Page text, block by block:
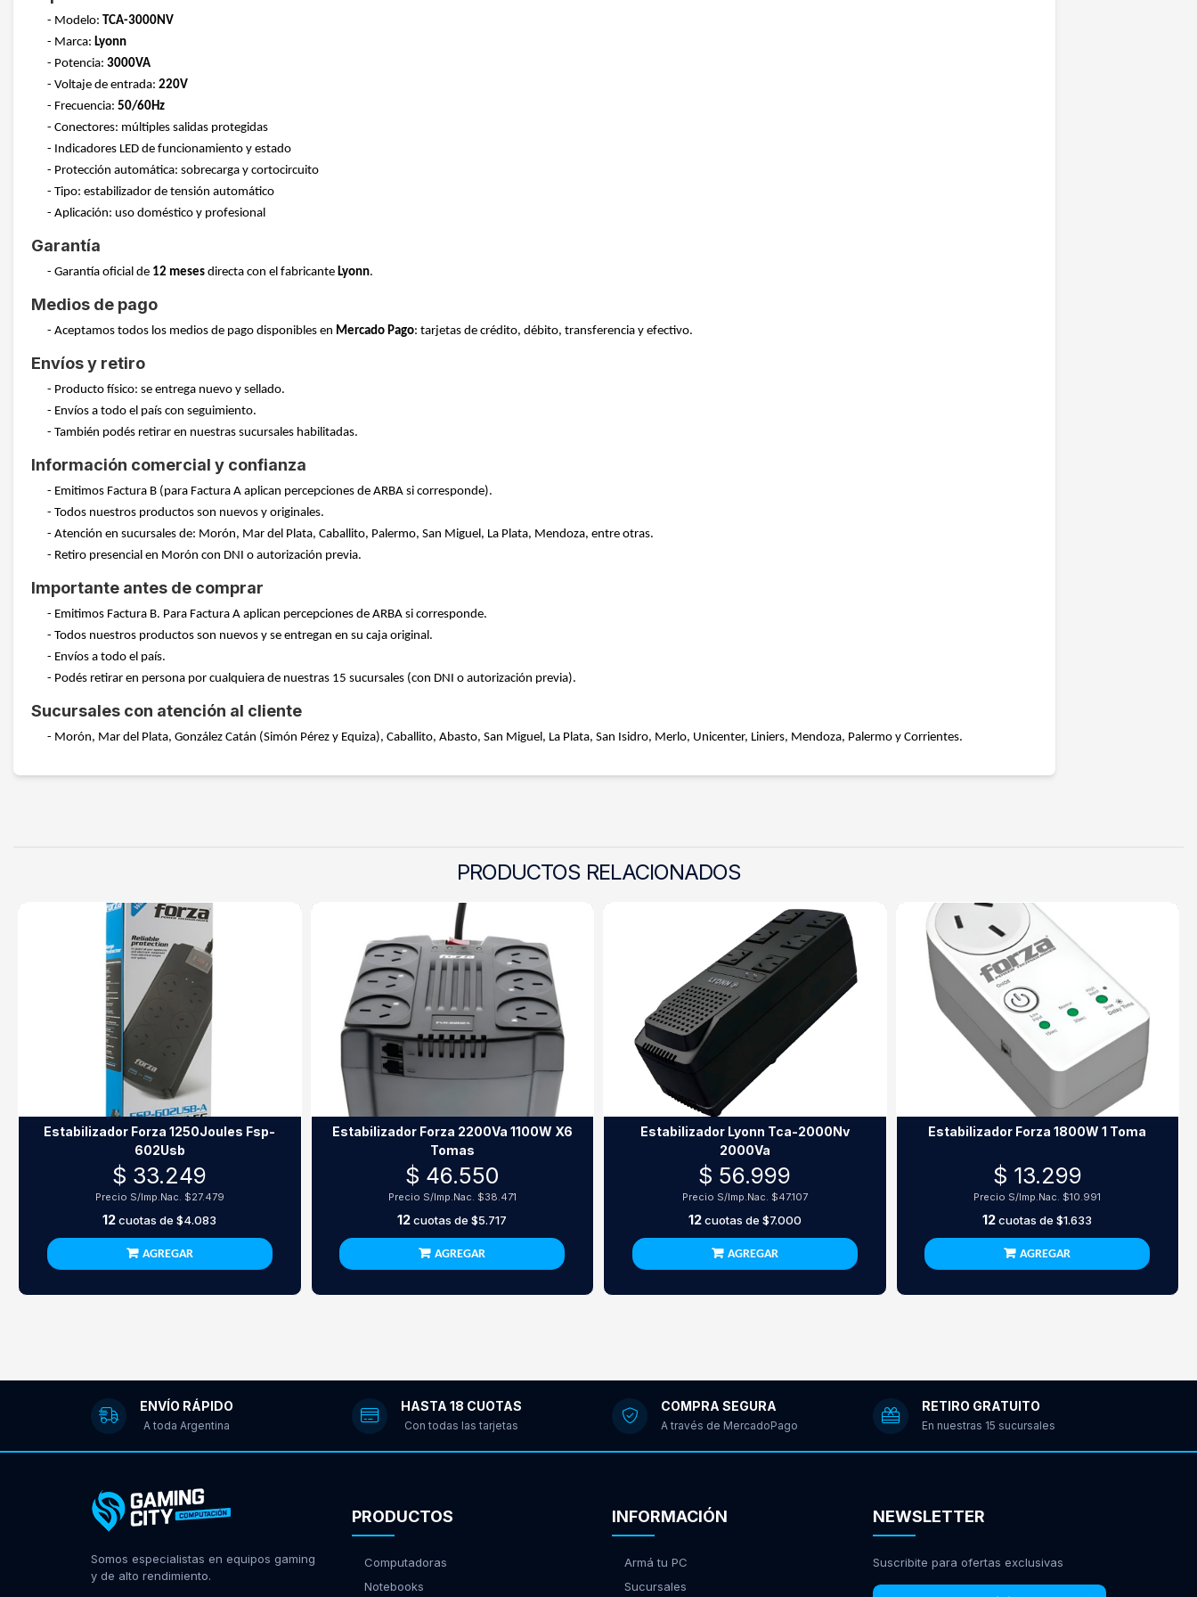
- Modelo: TCA-3000NV
- Marca: Lyonn
- Potencia: 3000VA
- Voltaje de entrada: 220V
- Frecuencia: 50/60Hz
- Conectores: múltiples salidas protegidas
- Indicadores LED de funcionamiento y estado
- Protección automática: sobrecarga y cortocircuito
- Tipo: estabilizador de tensión automático
- Aplicación: uso doméstico y profesional
Garantía
- Garantía oficial de 12 meses directa con el fabricante Lyonn.
Medios de pago
- Aceptamos todos los medios de pago disponibles en Mercado Pago: tarjetas de crédito, débito, transferencia y efectivo.
Envíos y retiro
- Producto físico: se entrega nuevo y sellado.
- Envíos a todo el país con seguimiento.
- También podés retirar en nuestras sucursales habilitadas.
Información comercial y confianza
- Emitimos Factura B (para Factura A aplican percepciones de ARBA si corresponde).
- Todos nuestros productos son nuevos y originales.
- Atención en sucursales de: Morón, Mar del Plata, Caballito, Palermo, San Miguel, La Plata, Mendoza, entre otras.
- Retiro presencial en Morón con DNI o autorización previa.
Importante antes de comprar
- Emitimos Factura B. Para Factura A aplican percepciones de ARBA si corresponde.
- Todos nuestros productos son nuevos y se entregan en su caja original.
- Envíos a todo el país.
- Podés retirar en persona por cualquiera de nuestras 15 sucursales (con DNI o autorización previa).
Sucursales con atención al cliente
- Morón, Mar del Plata, González Catán (Simón Pérez y Equiza), Caballito, Abasto, San Miguel, La Plata, San Isidro, Merlo, Unicenter, Liniers, Mendoza, Palermo y Corrientes.
PRODUCTOS RELACIONADOS
Estabilizador Forza 1250Joules Fsp-
602Usb
$ 33.249
Precio S/Imp.Nac. $27.479
12cuotas de$4.083
AGREGAR
Estabilizador Forza 2200Va 1100W X6
Tomas
$ 46.550
Precio S/Imp.Nac. $38.471
12cuotas de$5.717
AGREGAR
Estabilizador Lyonn Tca-2000Nv
2000Va
$ 56.999
Precio S/Imp.Nac. $47.107
12cuotas de $7.000
AGREGAR
Estabilizador Forza 1800W 1 Toma
$ 13.299
Precio S/Imp.Nac. $10.991
12cuotas de$1.633
AGREGAR
ENVÍO RÁPIDO
A toda Argentina
HASTA 18 CUOTAS
Con todas las tarjetas
COMPRA SEGURA
A través de MercadoPago
RETIRO GRATUITO
En nuestras 15 sucursales
Somos especialistas en equipos gaming
y de alto rendimiento.
PRODUCTOS
Computadoras
Notebooks
INFORMACIÓN
Armá tu PC
Sucursales
NEWSLETTER
Suscribite para ofertas exclusivas